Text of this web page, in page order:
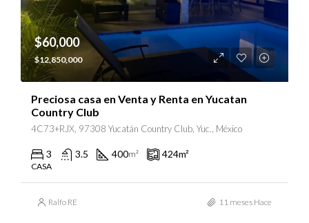
$60,000
$12,850,000
Preciosa casa en Venta y Renta en Yucatan
Country Club
4C73+RJX, 97308 Yucatán Country Club, Yuc., México
3 3.5 400m² 424m²
CASA
Ralfo RE 11 meses Hace